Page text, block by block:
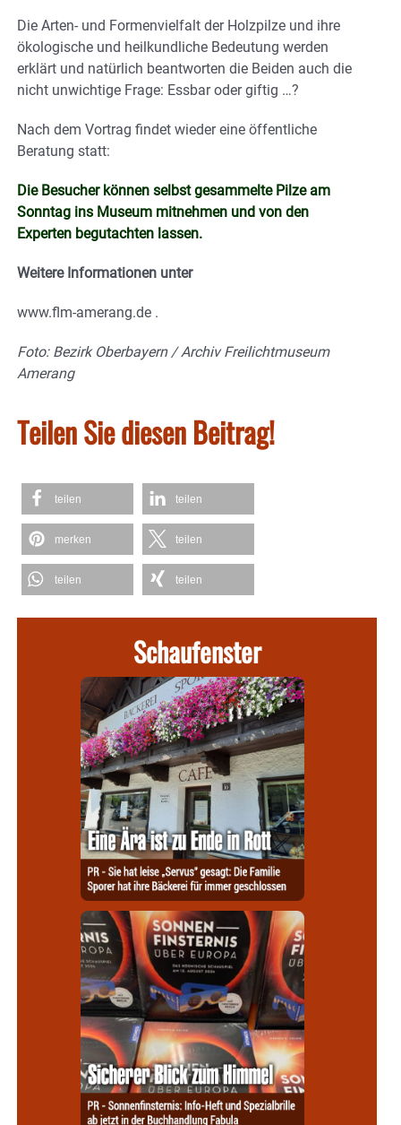
Die Arten- und Formenvielfalt der Holzpilze und ihre
ökologische und heilkundliche Bedeutung werden
erklärt und natürlich beantworten die Beiden auch die
nicht unwichtige Frage: Essbar oder giftig …?
Nach dem Vortrag findet wieder eine öffentliche
Beratung statt:
Die Besucher können selbst gesammelte Pilze am
Sonntag ins Museum mitnehmen und von den
Experten begutachten lassen.
Weitere Informationen unter
www.flm-amerang.de .
Foto: Bezirk Oberbayern / Archiv Freilichtmuseum
Amerang
Teilen Sie diesen Beitrag!
teilen teilen
merken teilen
teilen teilen
Schaufenster